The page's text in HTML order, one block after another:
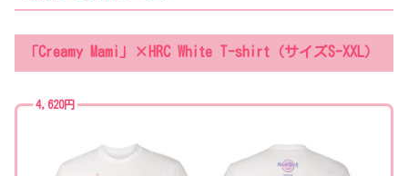
「Creamy Mami」×HRC White T-shirt（サイズS-XXL）
4,620円